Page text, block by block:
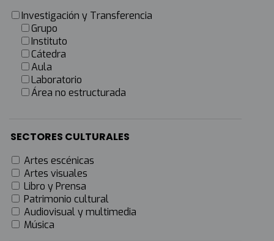
Investigación y Transferencia
Grupo
Instituto
Cátedra
Aula
Laboratorio
Área no estructurada
SECTORES CULTURALES
Artes escénicas
Artes visuales
Libro y Prensa
Patrimonio cultural
Audiovisual y multimedia
Música